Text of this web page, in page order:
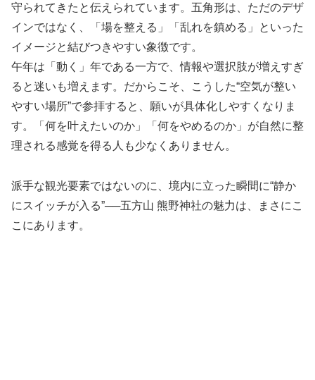
守られてきたと伝えられています。五角形は、ただのデザ
インではなく、「場を整える」「乱れを鎮める」といった
イメージと結びつきやすい象徴です。
午年は「動く」年である一方で、情報や選択肢が増えすぎ
ると迷いも増えます。だからこそ、こうした“空気が整い
やすい場所”で参拝すると、願いが具体化しやすくなりま
す。「何を叶えたいのか」「何をやめるのか」が自然に整
理される感覚を得る人も少なくありません。
派手な観光要素ではないのに、境内に立った瞬間に“静か
にスイッチが入る”──五方山 熊野神社の魅力は、まさにこ
こにあります。